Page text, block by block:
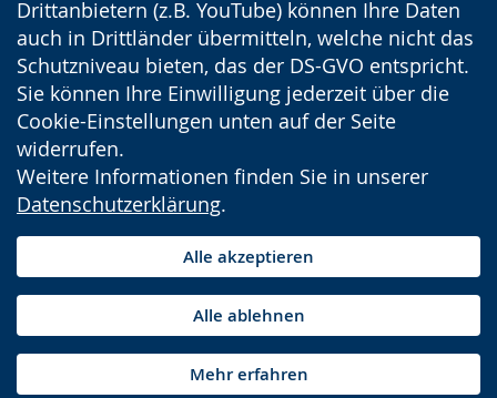
Drittanbietern (z.B. YouTube) können Ihre Daten
auch in Drittländer übermitteln, welche nicht das
Schutzniveau bieten, das der DS-GVO entspricht.
Sie können Ihre Einwilligung jederzeit über die
Cookie-Einstellungen unten auf der Seite
widerrufen.
Weitere Informationen finden Sie in unserer
Datenschutzerklärung.
Alle akzeptieren
Alle ablehnen
Mehr erfahren